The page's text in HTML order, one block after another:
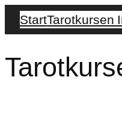
StartTarotkursen